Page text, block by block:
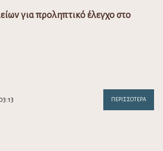
για προληπτικό έλεγχο στο
ΠΕΡΙΣΣΌΤΕΡΑ